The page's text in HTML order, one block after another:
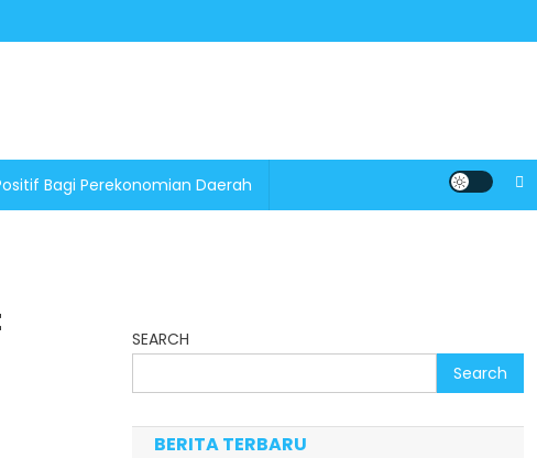
Bagi Perekonomian Daerah
SEARCH
Search
BERITA TERBARU